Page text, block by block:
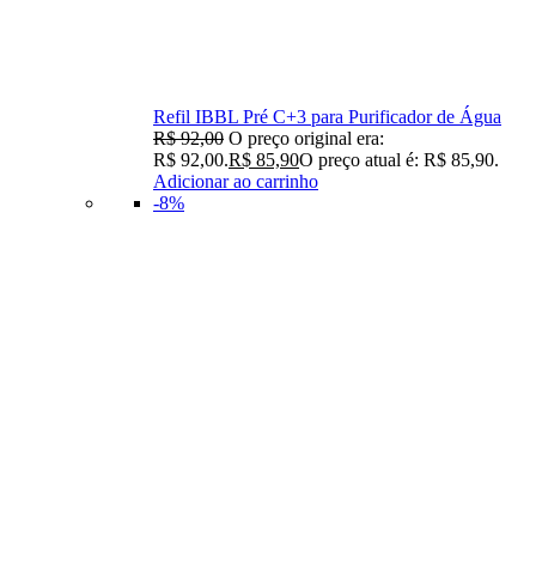
Refil IBBL Pré C+3 para Purificador de Água
R$92,00 O preço original era:
R$ 92,00.R$ 85,90O preço atual é: R$ 85,90.
Adicionar ao carrinho
-8%